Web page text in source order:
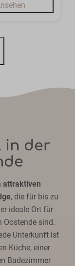
in der
attraktiven
, die für bis zu
ideale Ort für
Oostende sind.
Unterkunft ist
Küche, einer
Badezimmer